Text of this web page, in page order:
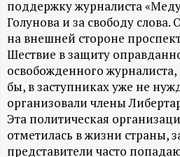
-
и
н
ф
поддержку журналиста
Голунова и за свободу слова.
на внешней стороне
Шествие в защиту
освобожденного
бы, в заступниках уже не
организовали члены
Эта политическая
отметилась в жизни страны,
представители часто